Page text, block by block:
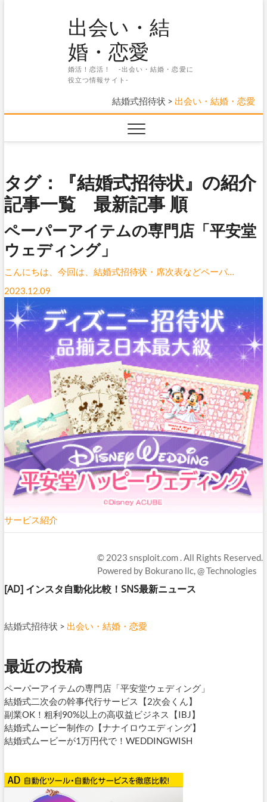
出会い・結
婚・恋愛
婚活！恋活！ -出会い・結婚・恋愛に
役立つ情報サイト-
結婚式招待状 > 出会い・結婚・恋愛
タグ：『結婚式招待状』の紹介
記事一覧 最新記事 順
ペーパーアイテムの専門店「平安堂
ウェディング」
こんにちは、今回は、結婚式招待状・席次表などペーパ…
2023.12.09
サービス紹介
© 2023snsploit.com. All Rights Reserved.
Powered by Bokurano llc,@ Technologies
[AD] インスタ自動化比較！SNS最新ニュース
結婚式招待状 > 出会い・結婚・恋愛
最近の投稿
ペーパーアイテムの専門店「平安堂ウェディング」
結婚式二次会の幹事代行サービス【2次会くん】
副業OK！粗利90%以上の高収益ビジネス【IBJ】
結婚式ムービー制作の【ナナイロウエディング】
結婚式ムービーが1万円代で！WEDDINGWISH